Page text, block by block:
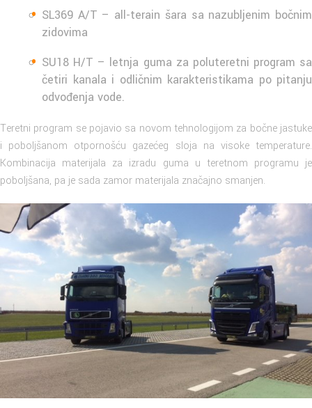
SL369 A/T – all-terain šara sa nazubljenim bočnim
zidovima
SU18 H/T – letnja guma za poluteretni program sa
četiri kanala i odličnim karakteristikama po pitanju
odvođenja vode.
Teretni program se pojavio sa novom tehnologijom za bočne jastuke
i poboljšanom otpornošću gazećeg sloja na visoke temperature.
Kombinacija materijala za izradu guma u teretnom programu je
poboljšana, pa je sada zamor materijala značajno smanjen.